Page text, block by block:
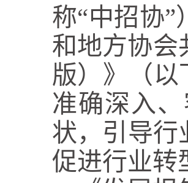
称“中招协
和地方协会
版）》（以
准确深入
状，引导行
促进行业转